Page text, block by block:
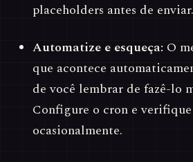
placeholders antes de enviar.
Automatize e esqueça: O
que acontece
de você lembrar de fazê-lo
Configure o cron e
ocasionalmente.